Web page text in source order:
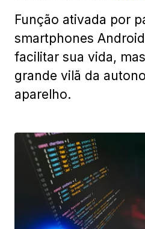
Função ativada por
smartphones
facilitar sua vida,
grande vilã da
aparelho.